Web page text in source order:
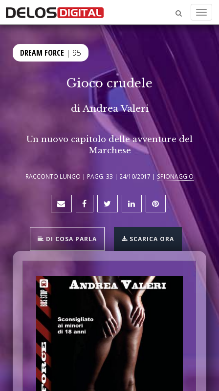
Menu
DREAM FORCE | 95
Gioco crudele
diAndrea Valeri
Un nuovo capitolo delle avventure del
Marchese
RACCONTO LUNGO | PAGG. 33 | 24/10/2017 | SPIONAGGIO
DI COSA PARLA SCARICA ORA